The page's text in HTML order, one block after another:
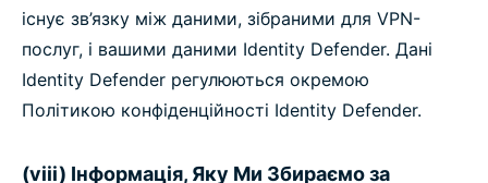
існує зв’язку між даними, зібраними для VPN-
послуг, і вашими даними Identity Defender. Дані
Identity Defender регулюються окремою
Політикою конфіденційності Identity Defender.
(viii) Інформація, Яку Ми Збираємо за